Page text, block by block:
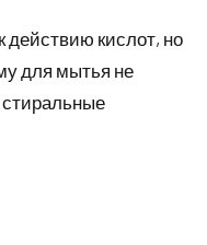
действию кислот, но
для мытья не